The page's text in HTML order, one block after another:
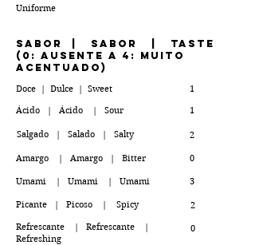
Uniforme
Sabor | Sabor | TastE
(0: ausente a 4: muito
acentuado)
Doce | Dulce | Sweet
Ácido | Ácido | Sour
Salgado | Salado | Salty
Amargo | Amargo | Bitter
Umami | Umami | Umami
Picante | Picoso | Spicy
Refrescante | Refrescante |
Refreshing
1
1
2
0
3
2
0